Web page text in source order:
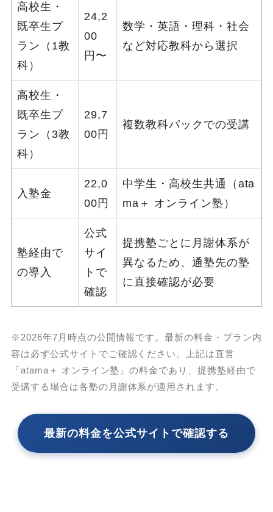
高校生・
既卒生プ
ラン（1教
科）
24,2
00
円〜
数学・英語・理科・社会
など対応教科から選択
高校生・
既卒生プ
ラン（3教
科）
29,7
00円
複数教科パックでの受講
入塾金
22,0
00円
中学生・高校生共通（ata
ma＋ オンライン塾）
塾経由で
の導入
公式
サイ
トで
確認
提携塾ごとに月謝体系が
異なるため、通塾先の塾
に直接確認が必要
※2026年7月時点の公開情報です。最新の料金・プラン内
容は必ず公式サイトでご確認ください。上記は直営
「atama＋ オンライン塾」の料金であり、提携塾経由で
受講する場合は各塾の月謝体系が適用されます。
最新の料金を公式サイトで確認する